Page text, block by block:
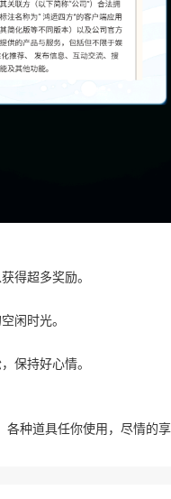
得超多奖励。
闲时光。
保持好心情。
种道具任你使用，尽情的